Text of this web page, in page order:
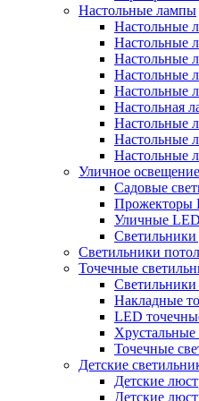
Настольные лампы
Настольные
Настольные
Настольные
Настольные
Настольные
Настольная
Настольные
Настольные
Настольные
Уличное
Садовые
Прожекторы
Уличные
Светильники
Светильники
Точечные
Светильники
Накладные
LED
Хрустальные
Точечные
Детские
Детские
Детские